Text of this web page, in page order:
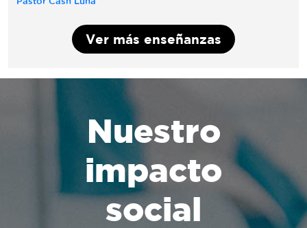
Ver más enseñanzas
Nuestro
impacto
social